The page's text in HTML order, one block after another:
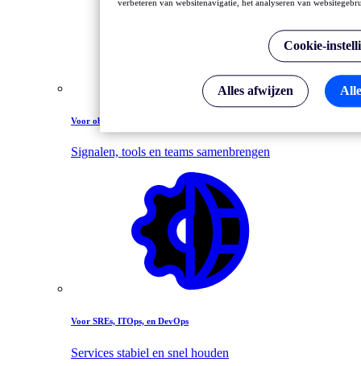
Voor observability-leidinggevenden
Signalen, tools en teams samenbrengen
Voor SREs, ITOps, en DevOps
Services stabiel en snel houden
verbeteren van websitenavigatie, het analyseren van
Cookie-
Alles afwijzen